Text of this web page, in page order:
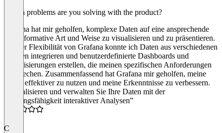
Which problems are you solving with the product?
Grafana hat mir geholfen, komplexe Daten auf eine ansprechende
und informative Art und Weise zu visualisieren und zu präsentieren.
Mit der Flexibilität von Grafana konnte ich Daten aus verschiedenen
Quellen integrieren und benutzerdefinierte Dashboards und
Visualisierungen erstellen, die meinen spezifischen Anforderungen
entsprechen. Zusammenfassend hat Grafana mir geholfen, meine
Daten effektiver zu nutzen und meine Erkenntnisse zu verbessern.
“Visualisieren und verwalten Sie Ihre Daten mit der
Leistungsfähigkeit interaktiver Analysen”
C